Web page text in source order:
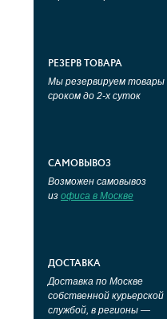
РЕЗЕРВ ТОВАРА
Мы резервируем товары
сроком до 2-х суток
САМОВЫВОЗ
Возможен самовывоз
из офиса в Москве
ДОСТАВКА
Доставка по Москве
собственной курьерской
службой, в регионы —